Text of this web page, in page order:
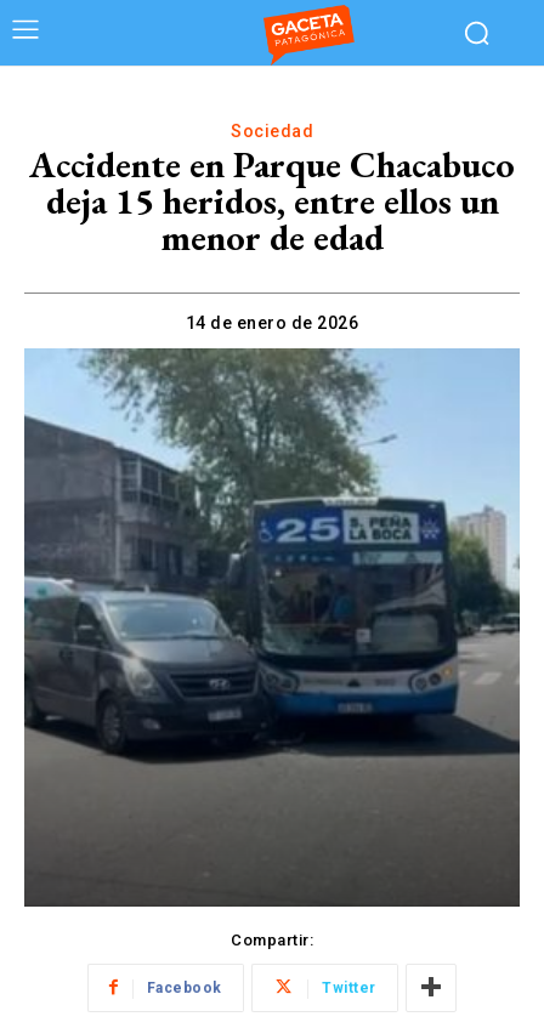
Sociedad
Accidente en Parque Chacabuco
deja 15 heridos, entre ellos un
menor de edad
14 de enero de 2026
Compartir:
Facebook Twitter